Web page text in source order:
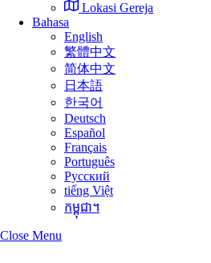
Lokasi Gereja
Bahasa
English
繁體中文
简体中文
日本語
한국어
Deutsch
Español
Français
Português
Русский
tiếng Việt
កម្ពុជា។
Close Menu